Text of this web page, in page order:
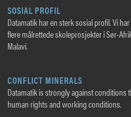
SOSIAL PROFIL
Datamatik har en sterk sosial profil. Vi
flere målrettede skoleprosjekter i Sør-
Malavi.
CONFLICT MINERALS
Datamatik is strongly against conditions
human rights and working conditions.